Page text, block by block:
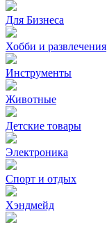
Для Бизнеса
Хобби и развлечения
Инструменты
Животные
Детские товары
Электроника
Спорт и отдых
Хэндмейд